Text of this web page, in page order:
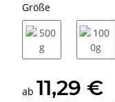
Größe
ab 11,29 €